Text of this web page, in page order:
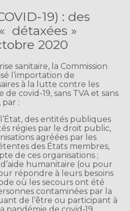
19) : des
détaxées »
2020
sanitaire, la Commission
l’importation de
à la lutte contre les
covid-19, sans TVA et sans
par :
des entités publiques
régies par le droit public,
agréées par les
des États membres,
de ces organisations ;
humanitaire (ou pour
répondre à leurs besoins
où les secours ont été
contaminées par la
de l’être ou participant à
pandémie de covid‐19.